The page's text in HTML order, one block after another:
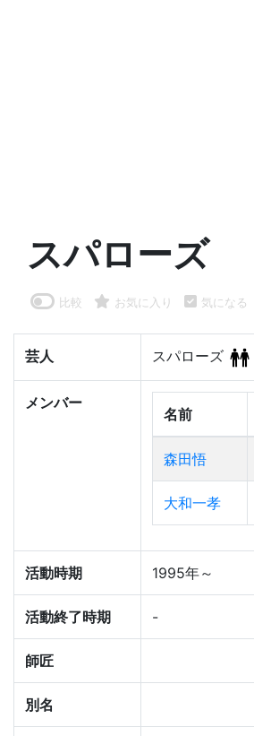
スパローズ
比較 お気に入り 気になる
芸人 スパローズ
メンバー
名前
森田悟
大和一孝
活動時期 1995年～
活動終了時期 -
師匠
別名